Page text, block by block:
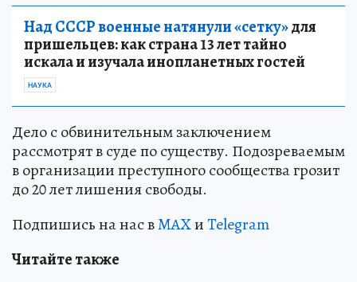
Над СССР военные натянули «сетку»для
пришельцев: как страна 13 лет тайно
искала и изучала инопланетных гостей
НАУКА
Дело с обвинительным заключением
рассмотрят в суде по существу. Подозреваемым
в организации преступного сообщества грозит
до 20 лет лишения свободы.
Подпишись на нас вMAXиTelegram
Читайте также